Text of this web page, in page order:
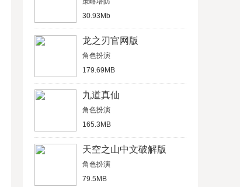
30.93Mb
龙之刃官网版
角色扮演
179.69MB
九道真仙
角色扮演
165.3MB
天空之山中文破解版
角色扮演
79.5MB